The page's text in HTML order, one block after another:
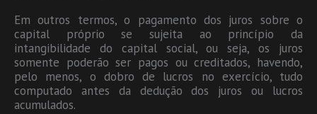
Em outros termos, o pagamento dos juros sobre o
capital próprio se sujeita ao princípio da
intangibilidade do capital social, ou seja, os juros
somente poderão ser pagos ou creditados, havendo,
pelo menos, o dobro de lucros no exercício, tudo
computado antes da dedução dos juros ou lucros
acumulados.